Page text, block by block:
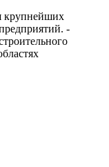
крупнейших
-